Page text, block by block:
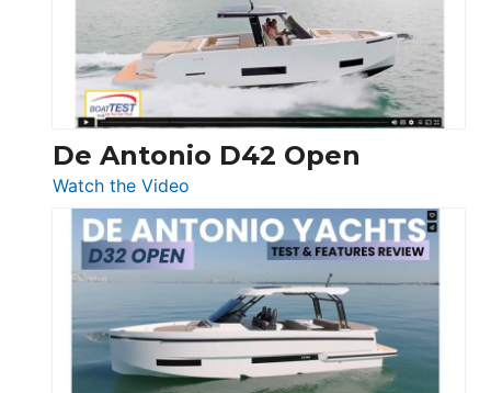
Conquest
De Antonio D42 Open
Watch the Video
De
Antonio
D42
Open